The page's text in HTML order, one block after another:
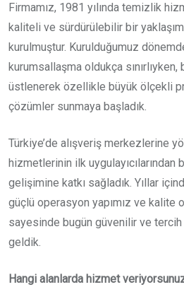
Firmamız, 1981 yılında temizlik
kaliteli ve sürdürülebilir bir
kurulmuştur. Kurulduğumuz
kurumsallaşma oldukça
üstlenerek özellikle büyük ölçekli
çözümler sunmaya başladık.
Türkiye’de alışveriş merkezlerine
hizmetlerinin ilk uygulayıcılarından
gelişimine katkı sağladık. Yıllar
güçlü operasyon yapımız ve kalite
sayesinde bugün güvenilir ve
geldik.
Hangi alanlarda hizmet